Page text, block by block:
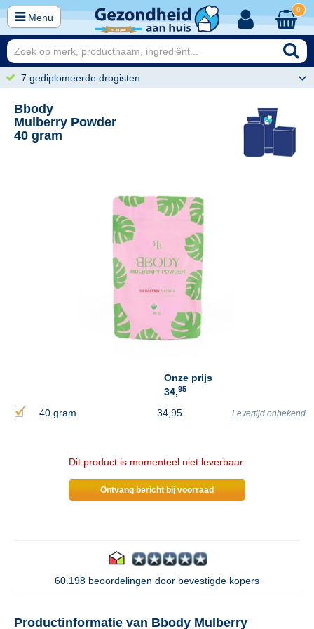
Menu
0
7 gediplomeerde drogisten
Bbody
Mulberry Powder
40 gram
Onze prijs
34,95
40 gram 34,95 Levertijd onbekend
Dit product is momenteel niet leverbaar.
Ontvang bericht bij voorraad
60.198 beoordelingen door bevestigde kopers
Productinformatie van Bbody Mulberry